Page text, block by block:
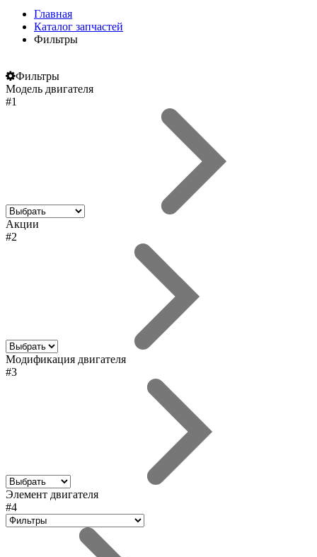
Главная
Каталог запчастей
Фильтры
Фильтры
Модель двигателя
#1
Акции
#2
Модификация двигателя
#3
Элемент двигателя
#4